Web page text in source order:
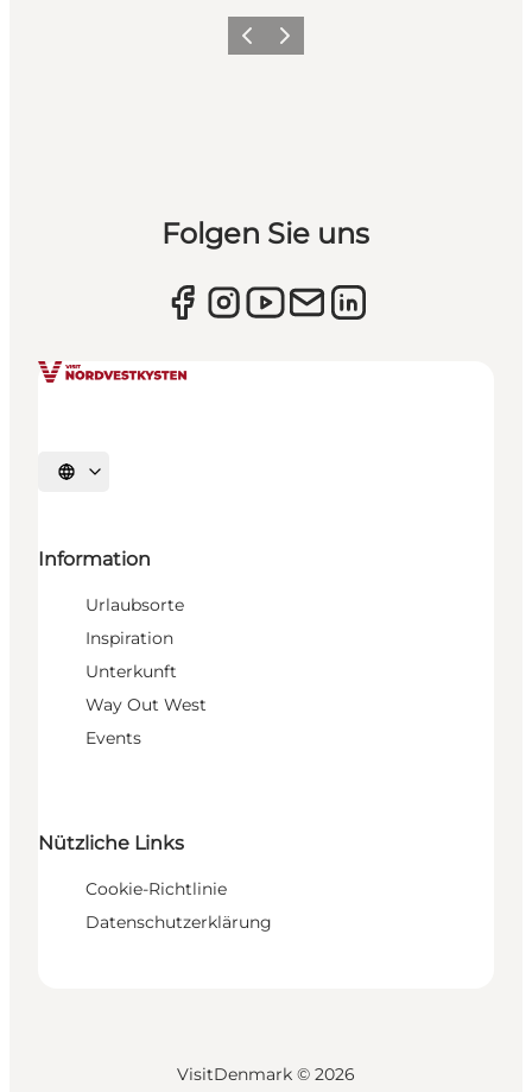
ZurückWeiter
Folgen Sie uns
Sprache auswählen
Information
Urlaubsorte
Inspiration
Unterkunft
Way Out West
Events
Nützliche Links
Cookie-Richtlinie
Datenschutzerklärung
VisitDenmark © 2026